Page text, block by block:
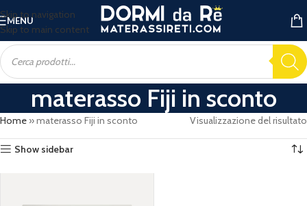
Skip to navigation
Skip to main content
MENU
materasso Fiji in sconto
Home »materasso Fiji in sconto Visualizzazione del risultato
Show sidebar